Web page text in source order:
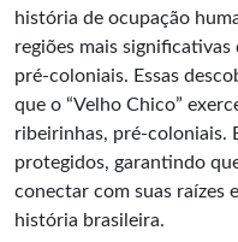
história de ocupação
regiões mais
pré-coloniais. Essas
que o “Velho Chico”
ribeirinhas, pré-coloniais.
protegidos, garantindo
conectar com suas raízes
história brasileira.